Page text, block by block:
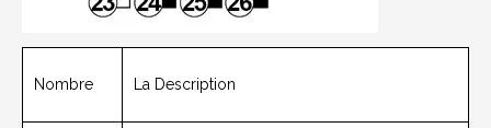
Nombre La Description